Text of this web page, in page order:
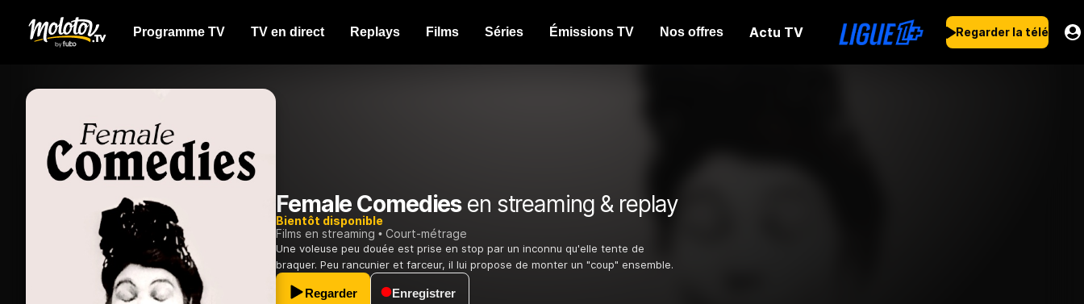
Programme TV TV en direct Replays Films Séries Émissions TV Nos offres Actu TV Regarder la télé
Female Comediesen streaming & replay
Bientôt disponible
Films en streaming
Court-métrage
Une voleuse peu douée est prise en stop par un inconnu qu'elle tente de
braquer. Peu rancunier et farceur, il lui propose de monter un "coup" ensemble.
Regarder Enregistrer